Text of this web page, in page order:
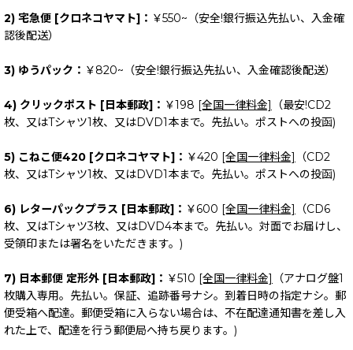
2) 宅急便 [クロネコヤマト]： ￥550~（安全!銀行振込先払い、入金確
認後配送）
3) ゆうパック： ￥820~（安全!銀行振込先払い、入金確認後配送）
4) クリックポスト [日本郵政]： ￥198 [全国一律料金]
（最安!CD2
枚、又はTシャツ1枚、又はDVD1本まで。先払い。ポストへの投函)
5) こねこ便420 [クロネコヤマト]： ￥420 [全国一律料金]
（CD2
枚、又はTシャツ1枚、又はDVD1本まで。先払い。ポストへの投函)
6) レターパックプラス [日本郵政]： ￥600 [全国一律料金]
（CD6
枚、又はTシャツ3枚、又はDVD4本まで。先払い。対面でお届けし、
受領印または署名をいただきます。)
7) 日本郵便 定形外 [日本郵政]： ￥510 [全国一律料金]
（アナログ盤1
枚購入専用。先払い。保証、追跡番号ナシ。到着日時の指定ナシ。郵
便受箱へ配達。郵便受箱に入らない場合は、不在配達通知書を差し入
れた上で、配達を行う郵便局へ持ち戻ります。)